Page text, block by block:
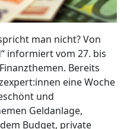
man nicht? Von
informiert vom 27. bis
Bereits
eine Woche
und
Geldanlage,
Budget, private